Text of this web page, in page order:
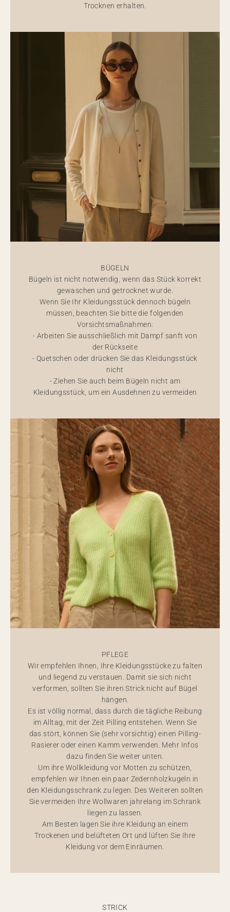
Trocknen erhalten.
BÜGELN
Bügeln ist nicht notwendig, wenn das Stück korrekt
gewaschen und getrocknet wurde.
Wenn Sie Ihr Kleidungsstück dennoch bügeln
müssen, beachten Sie bitte die folgenden
Vorsichtsmaßnahmen:
- Arbeiten Sie ausschließlich mit Dampf sanft von
der Rückseite
- Quetschen oder drücken Sie das Kleidungsstück
nicht
- Ziehen Sie auch beim Bügeln nicht am
Kleidungsstück, um ein Ausdehnen zu vermeiden
PFLEGE
Wir empfehlen Ihnen, Ihre Kleidungsstücke zu falten
und liegend zu verstauen. Damit sie sich nicht
verformen, sollten Sie ihren Strick nicht auf Bügel
hängen.
Es ist völlig normal, dass durch die tägliche Reibung
im Alltag, mit der Zeit Pilling entstehen. Wenn Sie
das stört, können Sie (sehr vorsichtig) einen Pilling-
Rasierer oder einen Kamm verwenden. Mehr Infos
dazu finden Sie weiter unten.
Um ihre Wollkleidung vor Motten zu schützen,
empfehlen wir Ihnen ein paar Zedernholzkugeln in
den Kleidungsschrank zu legen. Des Weiteren sollten
Sie vermeiden Ihre Wollwaren jahrelang im Schrank
liegen zu lassen.
Am Besten lagen Sie ihre Kleidung an einem
Trockenen und belüfteten Ort und lüften Sie Ihre
Kleidung vor dem Einräumen.
STRICK